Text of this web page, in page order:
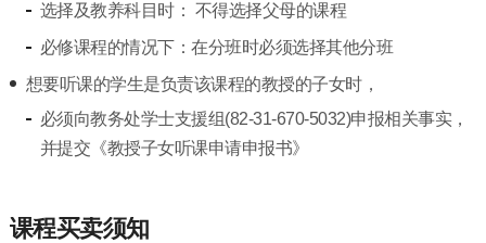
选择及教养科目时： 不得选择父母的课程
必修课程的情况下：在分班时必须选择其他分班
想要听课的学生是负责该课程的教授的子女时，
必须向教务处学士支援组(82-31-670-5032)申报相关事实，
并提交《教授子女听课申请申报书》
课程买卖须知